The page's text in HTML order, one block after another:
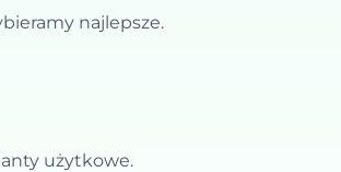
najlepsze.
użytkowe.